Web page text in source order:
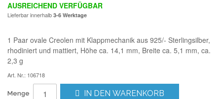
AUSREICHEND VERFÜGBAR
Lieferbar innerhalb 3-6 Werktage
1 Paar ovale Creolen mit Klappmechanik aus 925/- Sterlingsilber,
rhodiniert und mattiert, Höhe ca. 14,1 mm, Breite ca. 5,1 mm, ca.
2,3 g
Art. Nr.: 106718
Menge IN DEN WARENKORB